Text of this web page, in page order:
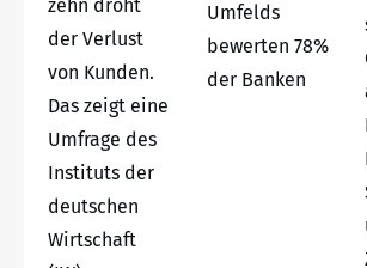
zehn droht
der Verlust
von Kunden.
Das zeigt eine
Umfrage des
Instituts der
deutschen
Wirtschaft
Umfelds
bewerten 78%
der Banken